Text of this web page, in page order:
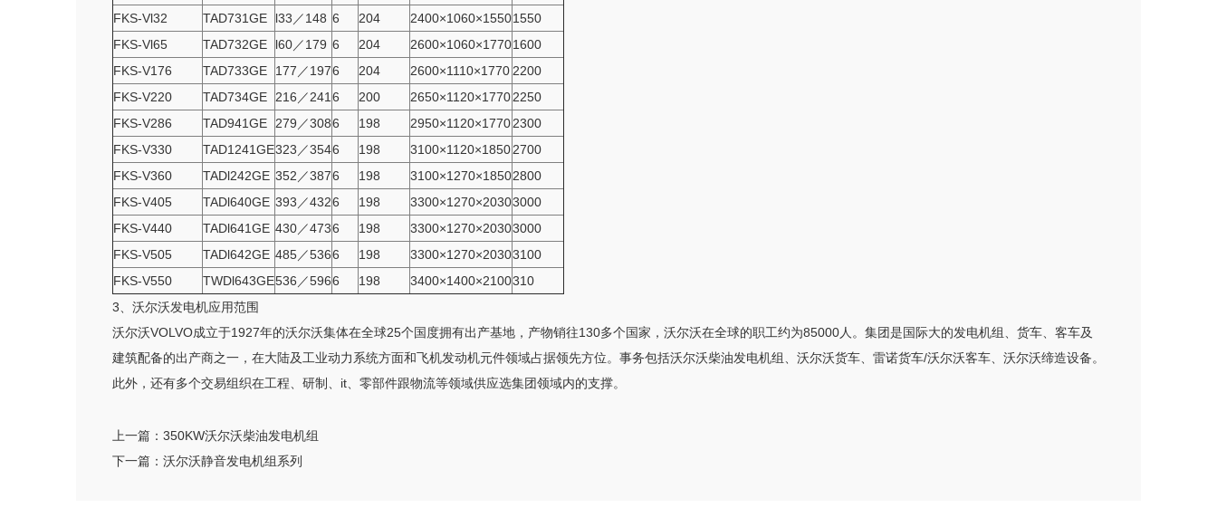
FKS-Vl32
TAD731GE l33／148 6 204 2400×1060×15501550
FKS-Vl65
TAD732GE l60／179 6 204 2600×1060×17701600
FKS-V176
TAD733GE 177／1976 204 2600×1110×1770 2200
FKS-V220
TAD734GE 216／241 6 200 2650×1120×17702250
FKS-V286
TAD941GE 279／3086 198 2950×1120×17702300
FKS-V330
TAD1241GE323／3546 198 3100×1120×18502700
FKS-V360
TADl242GE 352／3876 198 3100×1270×18502800
FKS-V405
TADl640GE 393／4326 198 3300×1270×20303000
FKS-V440
TADl641GE 430／4736 198 3300×1270×20303000
FKS-V505
TADl642GE 485／5366 198 3300×1270×20303100
FKS-V550
TWDl643GE536／5966 198 3400×1400×2100310
3、沃尔沃发电机应用范围
沃尔沃VOLVO成立于1927年的沃尔沃集体在全球25个国度拥有出产基地，产物销往130多个国家，沃尔沃在全球的职工约为85000人。集团是国际大的发电机组、货车、客车及
建筑配备的出产商之一，在大陆及工业动力系统方面和飞机发动机元件领域占据领先方位。事务包括沃尔沃柴油发电机组、沃尔沃货车、雷诺货车/沃尔沃客车、沃尔沃缔造设备。
此外，还有多个交易组织在工程、研制、it、零部件跟物流等领域供应选集团领域内的支撑。
上一篇： 350KW沃尔沃柴油发电机组
下一篇： 沃尔沃静音发电机组系列